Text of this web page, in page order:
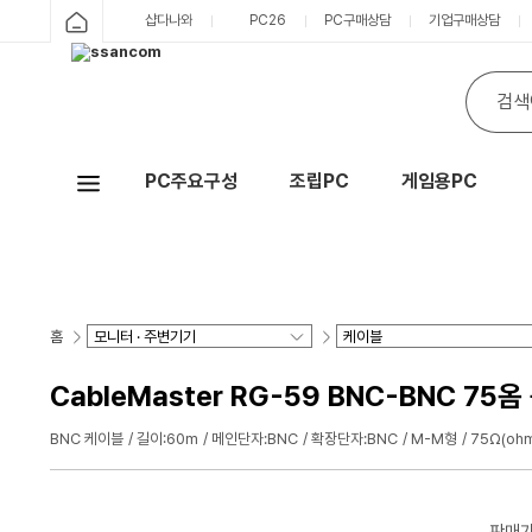
샵다나와 PC26 PC구매상담 기업구매상담
PC주요구성 조립PC 게임용PC
홈
CableMaster RG-59 BNC-BNC 75
BNC 케이블 길이:60m 메인단자:BNC 확장단자:BNC M-M형